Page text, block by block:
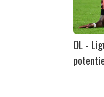
OL -